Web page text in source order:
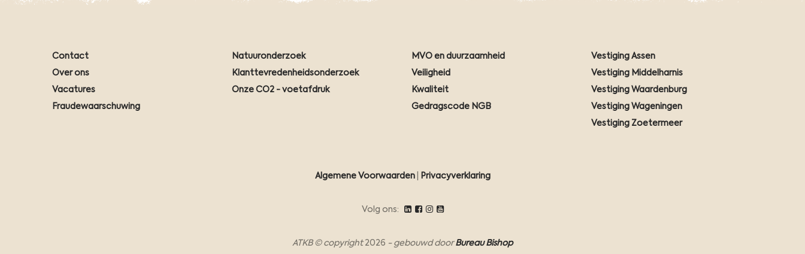
Contact
Over ons
Vacatures
Fraudewaarschuwing
Natuuronderzoek
Klanttevredenheidsonderzoek
Onze CO2 - voetafdruk
MVO en duurzaamheid
Veiligheid
Kwaliteit
Gedragscode NGB
Vestiging Assen
Vestiging Middelharnis
Vestiging Waardenburg
Vestiging Wageningen
Vestiging Zoetermeer
Algemene Voorwaarden| Privacyverklaring
Volg ons:
ATKB © copyright 2026 - gebouwd doorBureau Bishop